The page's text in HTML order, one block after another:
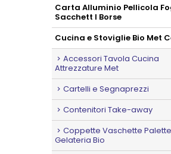
Carta Alluminio Pellicola
Sacchett I Borse
Cucina e Stoviglie Bio Met
Accessori Tavola Cucina
Attrezzature Met
Cartelli e Segnaprezzi
Contenitori Take-away
Coppette Vaschette Palette
Gelateria Bio